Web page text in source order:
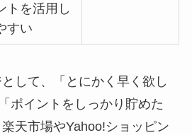
トを活用し
すい
して、「とにかく早く欲し
ポイントをしっかり貯めた
天市場やYahoo!ショッピン